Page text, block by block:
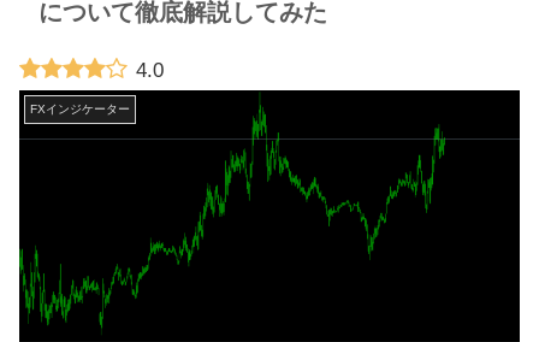
について徹底解説してみた
4.0
FXインジケーター